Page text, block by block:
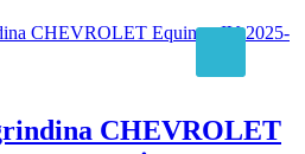
CHEVROLET